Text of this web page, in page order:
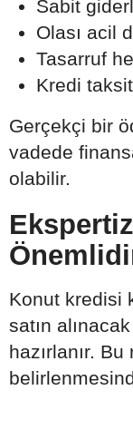
Sabit
Olası acil
Tasarruf
Kredi
Gerçekçi bir
vadede
olabilir.
Konut kredisi
satın
hazırlanır.